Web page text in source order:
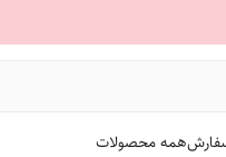
همه محصولات